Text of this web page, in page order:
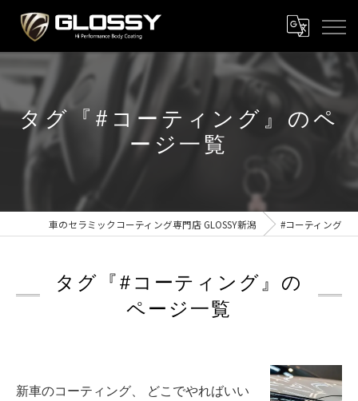
タグ『#コーティング』のペ
ージ一覧
車のセラミックコーティング専門店 GLOSSY新潟 #コーティング
タグ『#コーティング』の
ページ一覧
新車のコーティング、 どこでやればいい